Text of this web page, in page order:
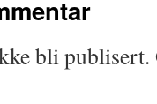
bli publisert.